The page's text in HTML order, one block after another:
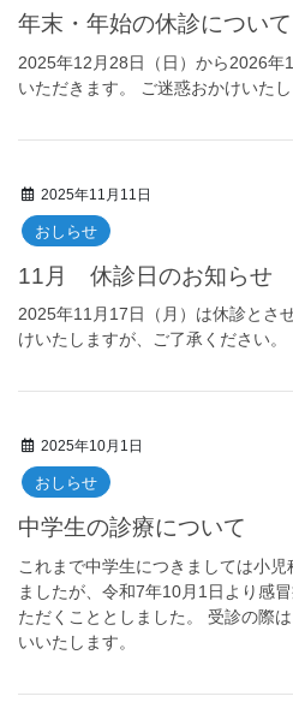
年末・年始の休診について
2025年12月28日（日）から2026年
いただきます。 ご迷惑おかけいた
2025年11月11日
おしらせ
11月 休診日のお知らせ
2025年11月17日（月）は休診とさ
けいたしますが、ご了承ください。
2025年10月1日
おしらせ
中学生の診療について
これまで中学生につきましては小
ましたが、令和7年10月1日より感
ただくこととしました。 受診の際
いいたします。